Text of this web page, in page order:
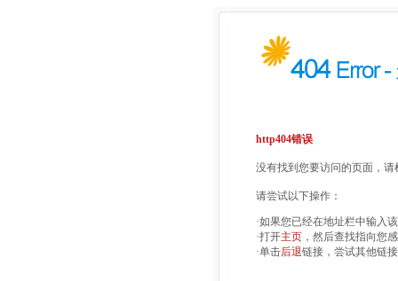
http404错误
没有找到您要访问的页面，
请尝试以下操作：
·如果您已经在地址栏中输入
·打开主页 ，然后查找指向您
·单击后退链接，尝试其他链